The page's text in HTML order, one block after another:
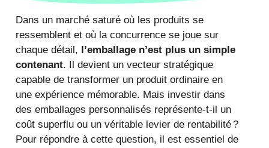
Dans un marché saturé où les produits se
ressemblent et où la concurrence se joue sur
chaque détail, l’emballage n’est plus un simple
contenant. Il devient un vecteur stratégique
capable de transformer un produit ordinaire en
une expérience mémorable. Mais investir dans
des emballages personnalisés représente-t-il un
coût superflu ou un véritable levier de rentabilité ?
Pour répondre à cette question, il est essentiel de